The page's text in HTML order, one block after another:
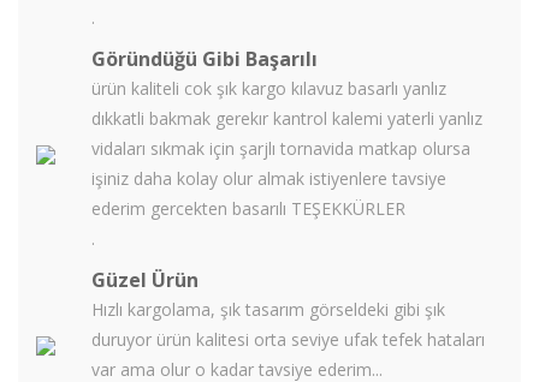
.
Göründüğü Gibi Başarılı
ürün kaliteli cok şık kargo kılavuz basarlı yanlız
dıkkatli bakmak gerekır kantrol kalemi yaterli yanlız
vidaları sıkmak için şarjlı tornavida matkap olursa
işiniz daha kolay olur almak istiyenlere tavsiye
ederim gercekten basarılı TEŞEKKÜRLER
.
Güzel Ürün
Hızlı kargolama, şık tasarım görseldeki gibi şık
duruyor ürün kalitesi orta seviye ufak tefek hataları
var ama olur o kadar tavsiye ederim...